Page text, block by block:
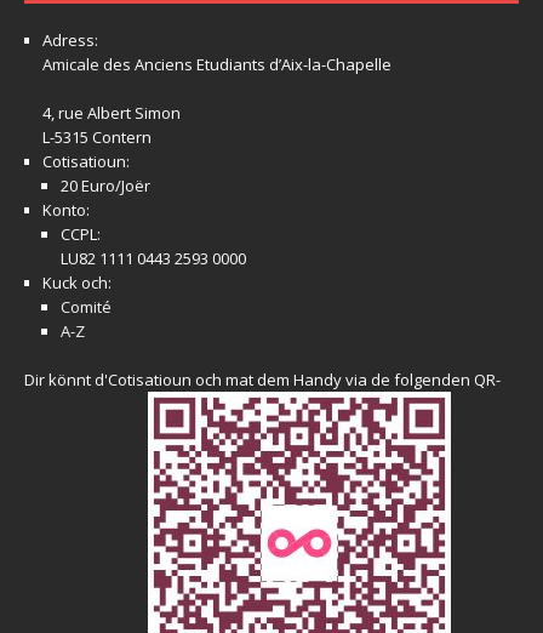
Adress:
Amicale des Anciens Etudiants d’Aix-la-Chapelle
4, rue Albert Simon
L-5315 Contern
Cotisatioun:
20 Euro/Joër
Konto:
CCPL:
LU82 1111 0443 2593 0000
Kuck och:
Comité
A-Z
Dir könnt d'Cotisatioun och mat dem Handy via de folgenden QR-